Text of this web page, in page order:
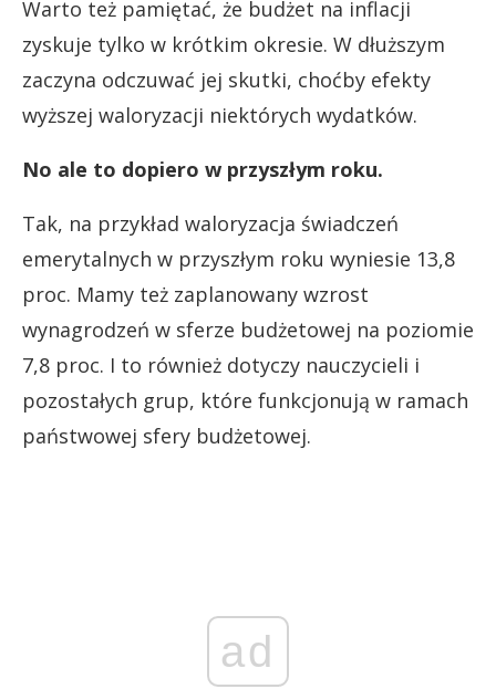
Warto też pamiętać, że budżet na inflacji
zyskuje tylko w krótkim okresie. W dłuższym
zaczyna odczuwać jej skutki, choćby efekty
wyższej waloryzacji niektórych wydatków.
No ale to dopiero w przyszłym roku.
Tak, na przykład waloryzacja świadczeń
emerytalnych w przyszłym roku wyniesie 13,8
proc. Mamy też zaplanowany wzrost
wynagrodzeń w sferze budżetowej na poziomie
7,8 proc. I to również dotyczy nauczycieli i
pozostałych grup, które funkcjonują w ramach
państwowej sfery budżetowej.
ad